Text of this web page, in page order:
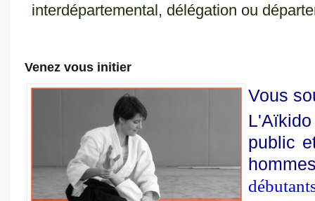
interdépartemental, délégation ou
Venez vous initier
Vous
public